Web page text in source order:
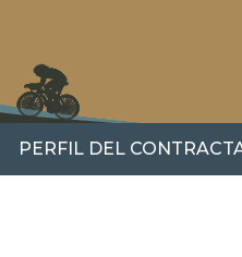
PERFIL DEL